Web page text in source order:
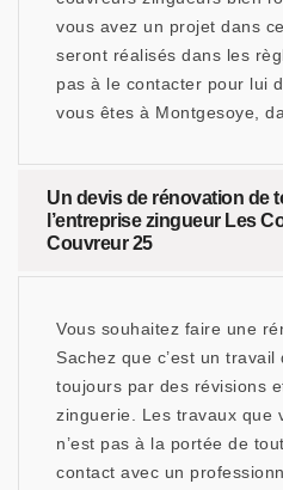
vous avez un projet dans
seront réalisés dans les
pas à le contacter pour lui
vous êtes à Montgesoye,
Un devis de rénovation de
l’entreprise zingueur Les
Couvreur 25
Vous souhaitez faire une
Sachez que c’est un travail
toujours par des révisions
zinguerie. Les travaux que
n’est pas à la portée de
contact avec un